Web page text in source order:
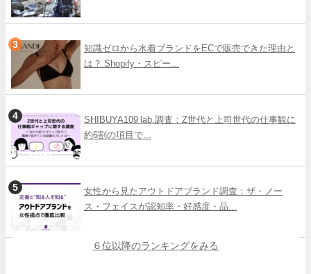
知識ゼロから水着ブランドをECで販売できた理由と
は？ Shopify・スピー...
SHIBUYA109 lab.調査：Z世代と上司世代の仕事観に
約6割の項目で...
女性から見たアウトドアブランド調査：ザ・ノー
ス・フェイスが認知率・好感度・品...
６位以降のランキングをみる